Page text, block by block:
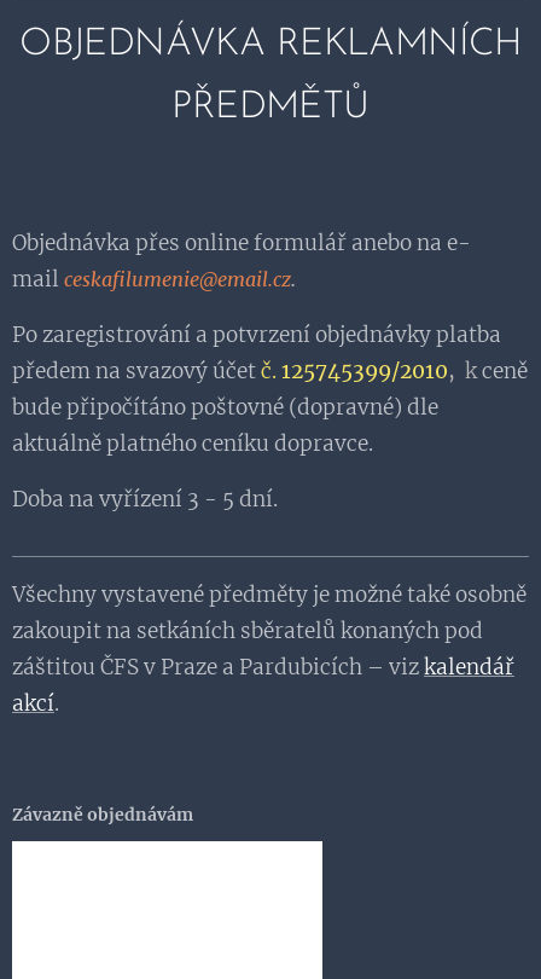
OBJEDNÁVKA REKLAMNÍCH
PŘEDMĚTŮ
Objednávka přes online formulář anebo na e-
mail ceskafilumenie@email.cz.
Po zaregistrování a potvrzení objednávky platba
předem na svazový účetč. 125745399/2010, kceně
bude připočítáno poštovné (dopravné) dle
aktuálně platného ceníku dopravce.
Doba na vyřízení 3 - 5 dní.
Všechny vystavené předměty je možné také osobně
zakoupit na setkáních sběratelů konaných pod
záštitou ČFS v Praze a Pardubicích – vizkalendář
akcí.
Závazně objednávám